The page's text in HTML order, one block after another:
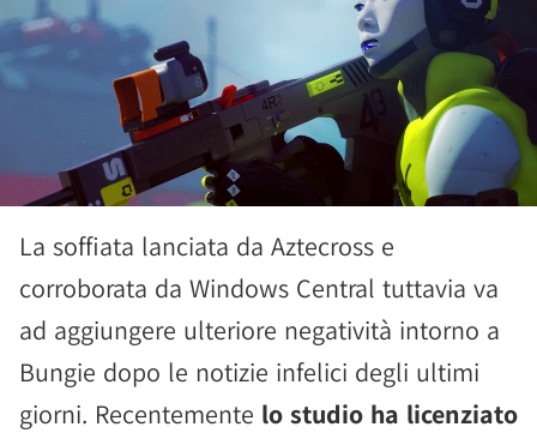
La soffiata lanciata da Aztecross e
corroborata da Windows Central tuttavia va
ad aggiungere ulteriore negatività intorno a
Bungie dopo le notizie infelici degli ultimi
giorni. Recentemente lo studio ha licenziato